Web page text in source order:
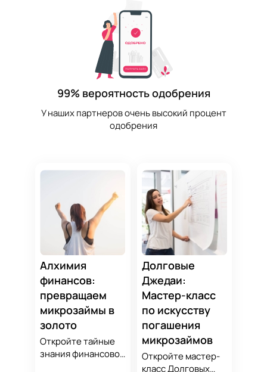
99% вероятность одобрения
У наших партнеров очень высокий процент
одобрения
Алхимия
финансов:
превращаем
микрозаймы в
золото
Откройте тайные
знания финансовой
Долговые
Джедаи:
Мастер-класс
по искусству
погашения
микрозаймов
Откройте мастер-
класс Долговых